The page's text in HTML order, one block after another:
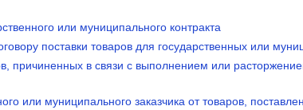
или муниципального контракта
поставки товаров для государственных или
причиненных в связи с выполнением или
или муниципального заказчика от товаров,